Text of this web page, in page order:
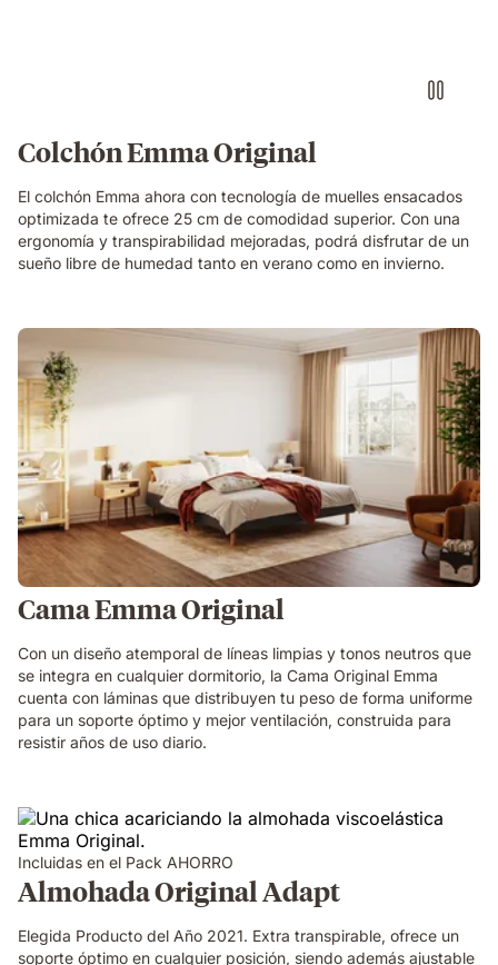
Colchón Emma Original
El colchón Emma ahora con tecnología de muelles ensacados
optimizada te ofrece 25 cm de comodidad superior. Con una
ergonomía y transpirabilidad mejoradas, podrá disfrutar de un
sueño libre de humedad tanto en verano como en invierno.
Cama Emma Original
Con un diseño atemporal de líneas limpias y tonos neutros que
se integra en cualquier dormitorio, la Cama Original Emma
cuenta con láminas que distribuyen tu peso de forma uniforme
para un soporte óptimo y mejor ventilación, construida para
resistir años de uso diario.
Incluidas en el Pack AHORRO
Almohada Original Adapt
Elegida Producto del Año 2021. Extra transpirable, ofrece un
soporte óptimo en cualquier posición, siendo además ajustable